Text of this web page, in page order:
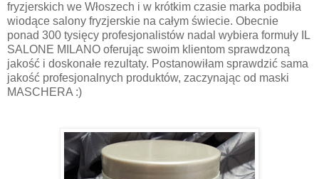
fryzjerskich we Włoszech i w krótkim czasie marka podbiła
wiodące salony fryzjerskie na całym świecie. Obecnie
ponad 300 tysięcy profesjonalistów nadal wybiera formuły IL
SALONE MILANO oferując swoim klientom sprawdzoną
jakość i doskonałe rezultaty. Postanowiłam sprawdzić sama
jakość profesjonalnych produktów, zaczynając od maski
MASCHERA :)